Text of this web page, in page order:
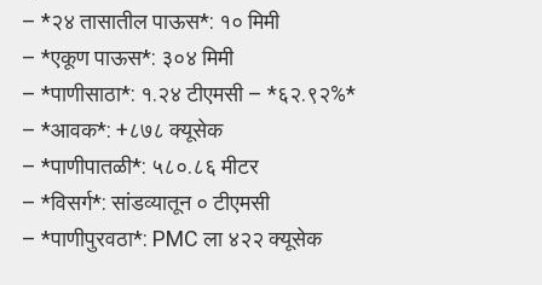
– *२४ तासातील पाऊस*: १० मिमी
– *एकूण पाऊस*: ३०४ मिमी
– *पाणीसाठा*: १.२४ टीएमसी – *६२.९२%*
– *आवक*: +८७८ क्यूसेक
– *पाणीपातळी*: ५८०.८६ मीटर
– *विसर्ग*: सांडव्यातून ० टीएमसी
– *पाणीपुरवठा*: PMC ला ४२२ क्यूसेक